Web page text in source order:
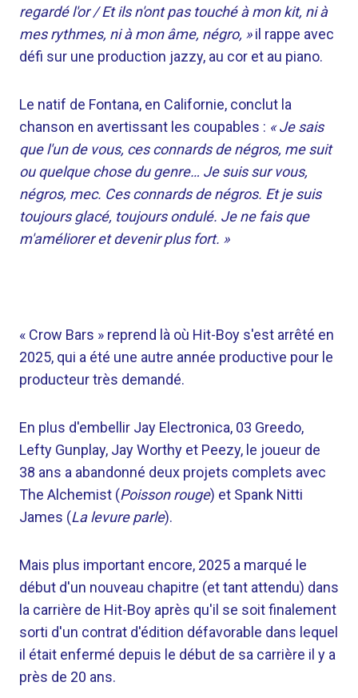
regardé l'or / Et ils n'ont pas touché à mon kit, ni à
mes rythmes, ni à mon âme, négro, »il rappe avec
défi sur une production jazzy, au cor et au piano.
Le natif de Fontana, en Californie, conclut la
chanson en avertissant les coupables : « Je sais
que l'un de vous, ces connards de négros, me suit
ou quelque chose du genre… Je suis sur vous,
négros, mec. Ces connards de négros. Et je suis
toujours glacé, toujours ondulé. Je ne fais que
m'améliorer et devenir plus fort. »
« Crow Bars » reprend là où Hit-Boy s'est arrêté en
2025, qui a été une autre année productive pour le
producteur très demandé.
En plus d'embellir Jay Electronica, 03 Greedo,
Lefty Gunplay, Jay Worthy et Peezy, le joueur de
38 ans a abandonné deux projets complets avec
The Alchemist (Poisson rouge) et Spank Nitti
James (La levure parle).
Mais plus important encore, 2025 a marqué le
début d'un nouveau chapitre (et tant attendu) dans
la carrière de Hit-Boy après qu'il se soit finalement
sorti d'un contrat d'édition défavorable dans lequel
il était enfermé depuis le début de sa carrière il y a
près de 20 ans.